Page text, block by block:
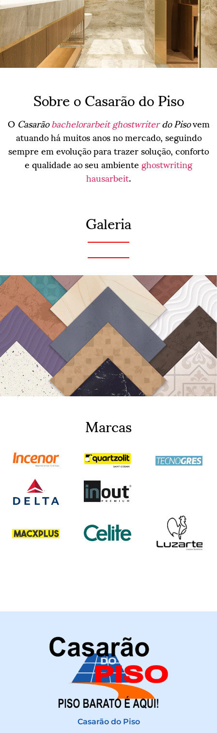
Sobre o Casarão do Piso
OCasarãobachelorarbeit ghostwriterdo Pisovem
atuando há muitos anos no mercado, seguindo
sempre em evolução para trazer solução, conforto
e qualidade ao seu ambienteghostwriting
hausarbeit.
Galeria
Marcas
Casarão do Piso